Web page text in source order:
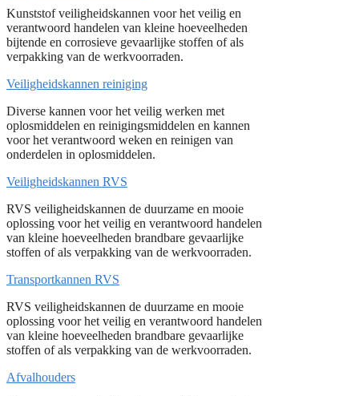
Kunststof veiligheidskannen voor het veilig en
verantwoord handelen van kleine hoeveelheden
bijtende en corrosieve gevaarlijke stoffen of als
verpakking van de werkvoorraden.
Veiligheidskannen reiniging
Diverse kannen voor het veilig werken met
oplosmiddelen en reinigingsmiddelen en kannen
voor het verantwoord weken en reinigen van
onderdelen in oplosmiddelen.
Veiligheidskannen RVS
RVS veiligheidskannen de duurzame en mooie
oplossing voor het veilig en verantwoord handelen
van kleine hoeveelheden brandbare gevaarlijke
stoffen of als verpakking van de werkvoorraden.
Transportkannen RVS
RVS veiligheidskannen de duurzame en mooie
oplossing voor het veilig en verantwoord handelen
van kleine hoeveelheden brandbare gevaarlijke
stoffen of als verpakking van de werkvoorraden.
Afvalhouders